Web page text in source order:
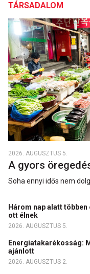
TÁRSADALOM
2026. AUGUSZTUS 5.
A gyors
Soha ennyi idős nem
Három nap alatt
ott élnek
2026. AUGUSZTUS 5.
Energiatakarékosság:
ajánlott
2026. AUGUSZTUS 2.